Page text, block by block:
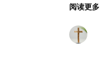
阅读更多